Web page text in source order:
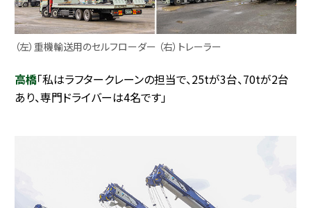
（左）重機輸送用のセルフローダー （右）トレーラー
高橋「私はラフタークレーンの担当で、25tが3台、70tが2台
あり、専門ドライバーは4名です」